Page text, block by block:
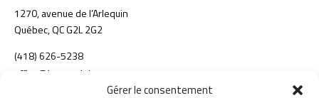
Gérer le consentement
1270, avenue de l’Arlequin
Québec, QC G2L 2G2
(418) 626-5238
office@konstruktion.com